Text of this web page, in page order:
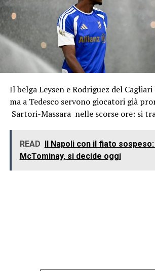
Il belga Leysen e Rodriguez del
ma a Tedesco servono giocatori già
Sartori-Massara nelle scorse ore: si
READ Il Napoli con il fiato
McTominay, si decide oggi